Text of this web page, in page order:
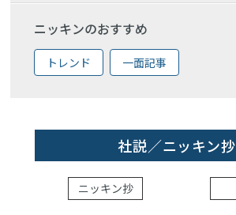
ニッキンのおすすめ
トレンド 一面記事
社説／ニッキン抄
ニッキン抄